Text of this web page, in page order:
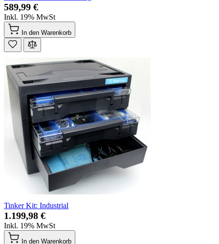
589,99 €
Inkl. 19% MwSt
In den Warenkorb
Tinker Kit: Industrial
1.199,98 €
Inkl. 19% MwSt
In den Warenkorb